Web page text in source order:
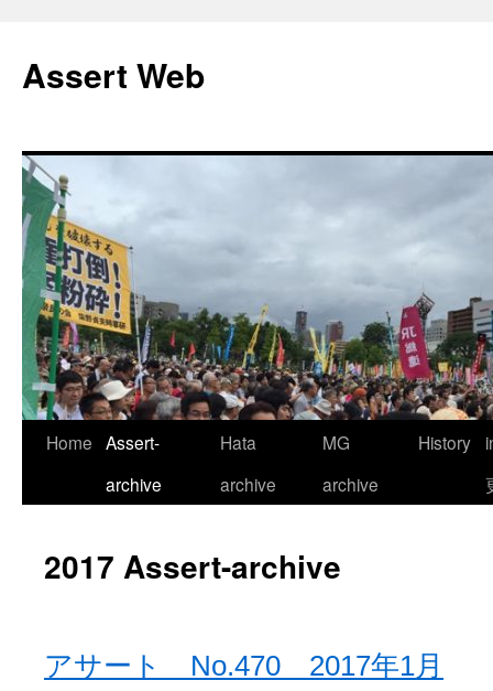
テ
ン
ス
キ
ッ
プ
Assert Web
Home Assert-
archive
Hata
archive
MG
archive
History
2017 Assert-archive
アサート No.470 2017年1月